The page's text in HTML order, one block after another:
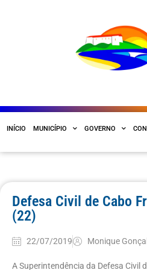
INÍCIO MUNICÍPIO GOVERNO
Defesa Civil de Cabo
(22)
22/07/2019 Monique
A Superintendência da Defesa Civil